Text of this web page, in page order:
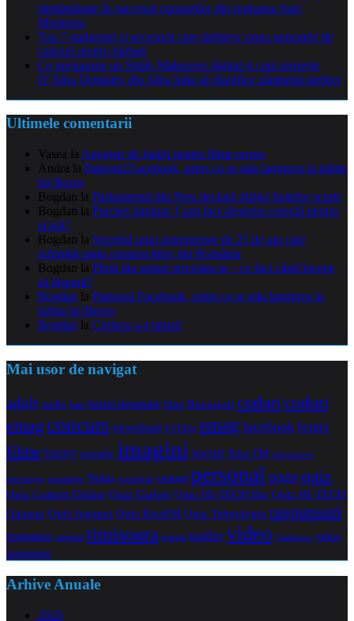
săptămânale în succesul cursanților din regiunea Sud-
Muntenia
Top 7 gadgeturi și accesorii care definesc noua generație de
cadouri pentru bărbați
Ce presupune un Smile Makeover digital și cum reușește
D’Alba Dentistry din Alba Iulia să planifice zâmbetul perfect
Ultimele comentarii
Vasea la Angajari de baieti pentru filme porno
Andra la Patronul Facebook, prins ca se uita languros la iubita
lui Bezos
Bogdan la Parlamentul din Peru declară război fustelor scurte
Bogdan la Parchet laminat: Cum faci alegerea corectă pentru
acasă?
Bogdan la Secretul unui antreprenor de 25 de ani care
schimbă piața construcțiilor din România
Bogdan la Părul tău spune povestea ta – ce faci când începe
să dispară?
Bogdan la Patronul Facebook, prins ca se uita languros la
iubita lui Bezos
Bogdan la Ciolacu s-a tatuat!
Mai usor de navigat
adult audio bani benzi desenate blog Bucuresti coduricoduri
emag concurs download DVDRip emag facebook femei
filme funny google imagini jocuri Kiss FM maramures
messenger noiembrie Nokia octombrie orange personal pozequiz
Quiz Comert Online Quiz Gadget Quiz HI-TECH Biz Quiz HI-TECH
Oameni Quiz Internet Quiz KissFM Quiz Tehnologie raspunsuri
romania sugestii timisoara torrent trailer video Vodafone yahoo
messenger
Arhive Anuale
2026